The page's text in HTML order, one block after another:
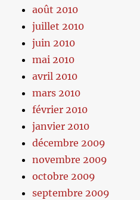
août 2010
juillet 2010
juin 2010
mai 2010
avril 2010
mars 2010
février 2010
janvier 2010
décembre 2009
novembre 2009
octobre 2009
septembre 2009